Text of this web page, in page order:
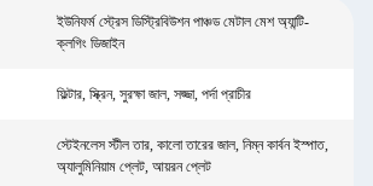
ইউনিফর্ম স্ট্রেস ডিস্ট্রিবিউশন পাঞ্চড মেটাল মেশ অ্যান্টি-
ক্লগিং ডিজাইন
ফিল্টার, স্ক্রিন, সুরক্ষা জাল, সজ্জা, পর্দা প্রাচীর
স্টেইনলেস স্টীল তার, কালো তারের জাল, নিম্ন কার্বন ইস্পাত,
অ্যালুমিনিয়াম প্লেট, আয়রন প্লেট